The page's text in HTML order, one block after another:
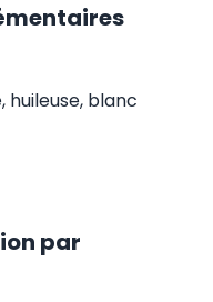
huileuse, blanc
par